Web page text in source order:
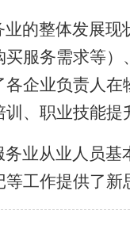
的整体发展现
服务需求等
企业负责人
、职业技能
业从业人员
工作提供了新